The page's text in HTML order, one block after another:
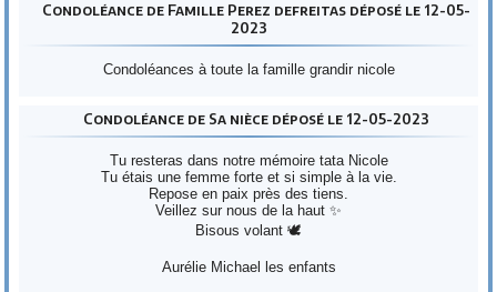
Condoléance de Famille Perez defreitas déposé le 12-05-
2023
Condoléances à toute la famille grandir nicole
Condoléance de Sa nièce déposé le 12-05-2023
Tu resteras dans notre mémoire tata Nicole
Tu étais une femme forte et si simple à la vie.
Repose en paix près des tiens.
Veillez sur nous de la haut ✨
Bisous volant 🕊️
Aurélie Michael les enfants